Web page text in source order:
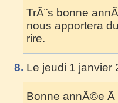
TrÃ¨s bonne
nous apportera
rire.
8. Le jeudi 1 janvier
Bonne annÃ©e